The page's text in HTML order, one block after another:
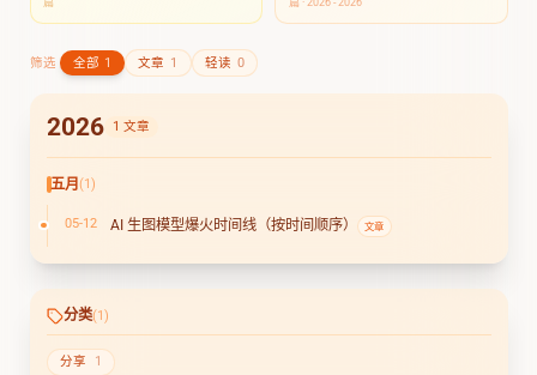
筛选 全部 1 文章 1 轻读 0
2026 1 文章
五月 (1)
05-12 AI 生图模型爆火时间线（按时间顺序） 文章
分类(1)
分享 1